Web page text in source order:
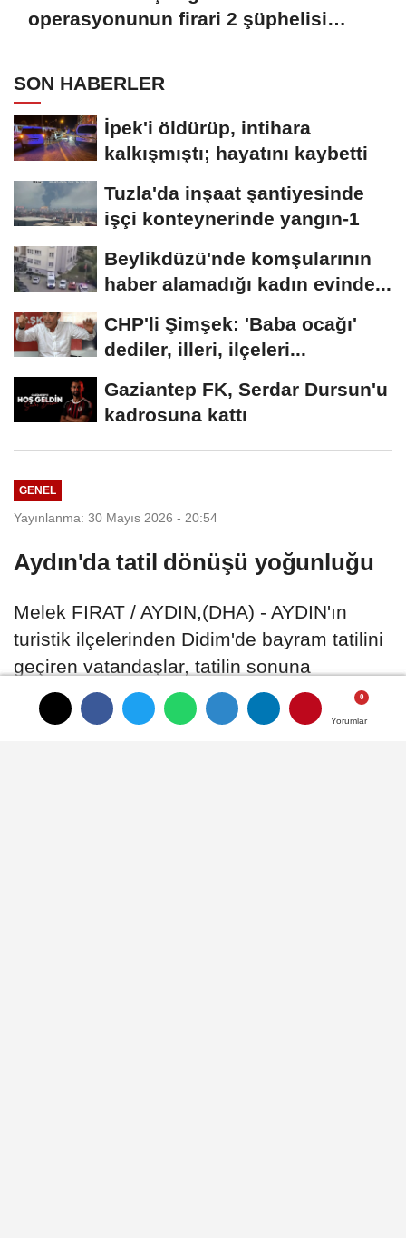
Yorumlar
Yorumlar
operasyonunun firari 2 şüphelisi
SON HABERLER
İpek'i öldürüp, intihara
kalkışmıştı; hayatını kaybetti
Tuzla'da inşaat şantiyesinde
işçi konteynerinde yangın-1
Beylikdüzü'nde komşularının
haber alamadığı kadın evinde...
CHP'li Şimşek: 'Baba ocağı'
dediler, illeri, ilçeleri...
Gaziantep FK, Serdar Dursun'u
kadrosuna kattı
GENEL
Yayınlanma: 30 Mayıs 2026 - 20:54
Aydın'da tatil dönüşü yoğunluğu
Melek FIRAT / AYDIN,(DHA) - AYDIN'ın
turistik ilçelerinden Didim'de bayram tatilini
geçiren vatandaşlar, tatilin sonuna
gelinmesiyle birlikte geri dönüşe geçerken,
Didim-Söke kara yolunda trafik yoğunluğu
Yorumlar